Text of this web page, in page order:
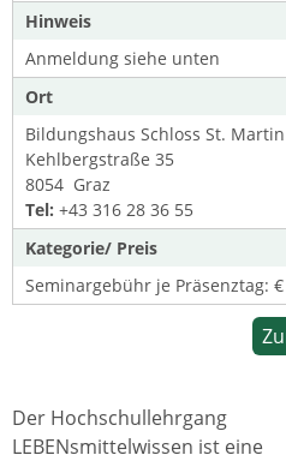
Hinweis
Anmeldung siehe unten
Ort
Bildungshaus Schloss St. Martin
Kehlbergstraße 35
8054 Graz
Tel: +43 316 28 36 55
Kategorie/ Preis
Seminargebühr je Präsenztag: €
Der Hochschullehrgang
LEBENsmittelwissen ist eine